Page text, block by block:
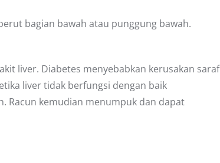
bagian bawah atau punggung bawah.
liver. Diabetes menyebabkan kerusakan saraf
liver tidak berfungsi dengan baik
Racun kemudian menumpuk dan dapat